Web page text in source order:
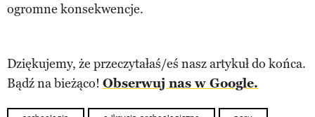
ogromne konsekwencje.
Dziękujemy, że przeczytałaś/eś nasz artykuł do końca.
Bądź na bieżąco! Obserwuj nas w Google.